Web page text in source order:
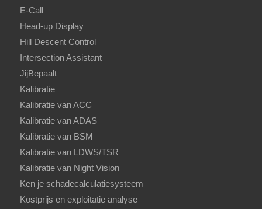
E-Call
Head-up Display
Hill Descent Control
Intersection Assistant
JijBepaalt
Kalibratie
Kalibratie van ACC
Kalibratie van ADAS
Kalibratie van BSM
Kalibratie van LDWS/TSR
Kalibratie van Night Vision
Ken je schadecalculatiesysteem
Kostprijs en exploitatie analyse